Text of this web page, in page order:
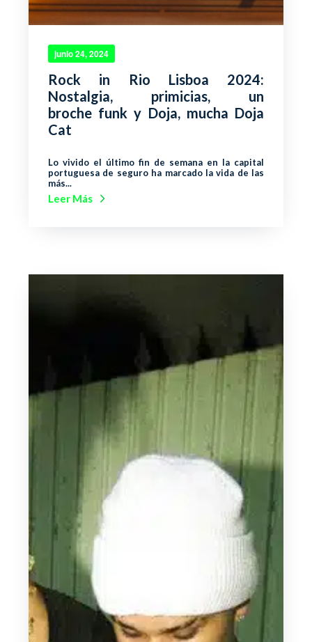
junio 24, 2024
Rock in Rio Lisboa 2024:
Nostalgia, primicias, un
broche funk y Doja, mucha Doja
Cat
Lo vivido el último fin de semana en la capital
portuguesa de seguro ha marcado la vida de las
más...
Leer Más